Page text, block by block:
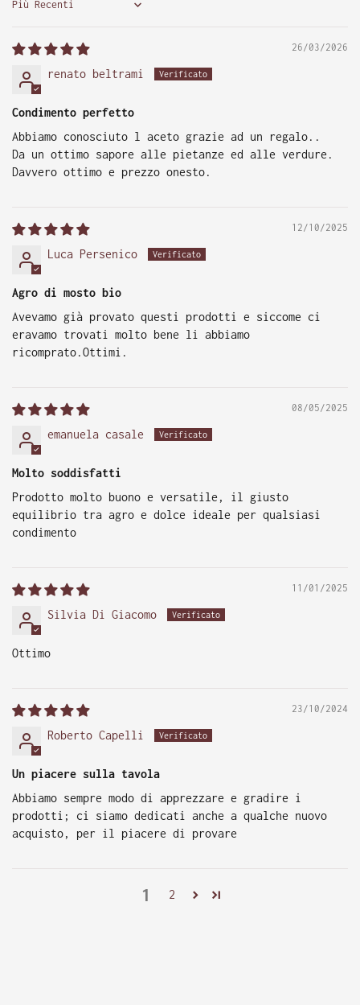
Sort by
26/03/2026
renato beltrami
Condimento perfetto
Abbiamo conosciuto l aceto grazie ad un regalo..
Da un ottimo sapore alle pietanze ed alle verdure.
Davvero ottimo e prezzo onesto.
12/10/2025
Luca Persenico
Agro di mosto bio
Avevamo già provato questi prodotti e siccome ci
eravamo trovati molto bene li abbiamo
ricomprato.Ottimi.
08/05/2025
emanuela casale
Molto soddisfatti
Prodotto molto buono e versatile, il giusto
equilibrio tra agro e dolce ideale per qualsiasi
condimento
11/01/2025
Silvia Di Giacomo
Ottimo
23/10/2024
Roberto Capelli
Un piacere sulla tavola
Abbiamo sempre modo di apprezzare e gradire i
prodotti; ci siamo dedicati anche a qualche nuovo
acquisto, per il piacere di provare
1 2